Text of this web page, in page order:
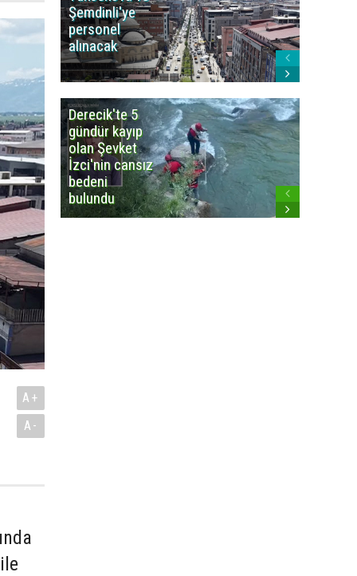
A+
A-
Şemdinli'ye
personel
alınacak
Derecik'te 5
gündür kayıp
olan Şevket
İzci'nin cansız
bedeni
bulundu